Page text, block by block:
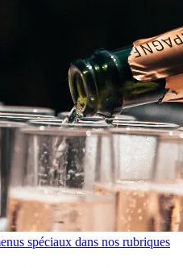
spéciaux dans nos rubriques